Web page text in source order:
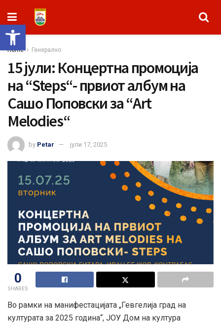
Open toolbar
Home Генерално
15 јули: Концертна промоција
на “Steps“- првиот албум на
Сашо Поповски за “Аrt
Melodies“
by Petar јули 17, 2025
0
SHARES
Во рамки на манифестацијата „Гевгелија град на
културата за 2025 година“, ЈОУ Дом на култура